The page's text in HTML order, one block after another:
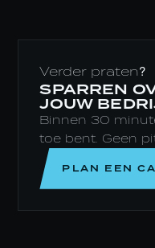
Verder praten?
SPARREN
JOUW
Binnen 30
toe bent. Geen
PLAN EEN